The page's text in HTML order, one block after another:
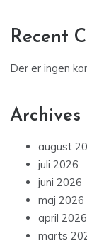
Recent
Der er ingen
Archives
august
juli 2026
juni 2026
maj 2026
april 2026
marts